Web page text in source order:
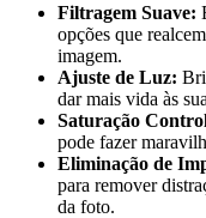
Filtragem Suave:
opções que
imagem.
Ajuste de Luz:
dar‌ mais vida às
Saturação
pode fazer
Eliminação de
para remover
da foto.